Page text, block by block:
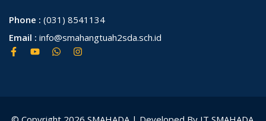
Phone : (031) 8541134
Email : info@smahangtuah2sda.sch.id